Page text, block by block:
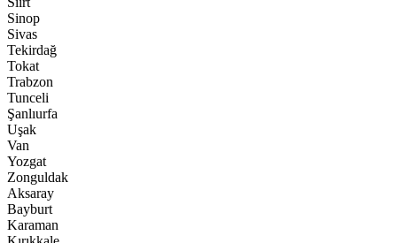
Sinop
Sivas
Tekirdağ
Tokat
Trabzon
Tunceli
Şanlıurfa
Uşak
Van
Yozgat
Zonguldak
Aksaray
Bayburt
Karaman